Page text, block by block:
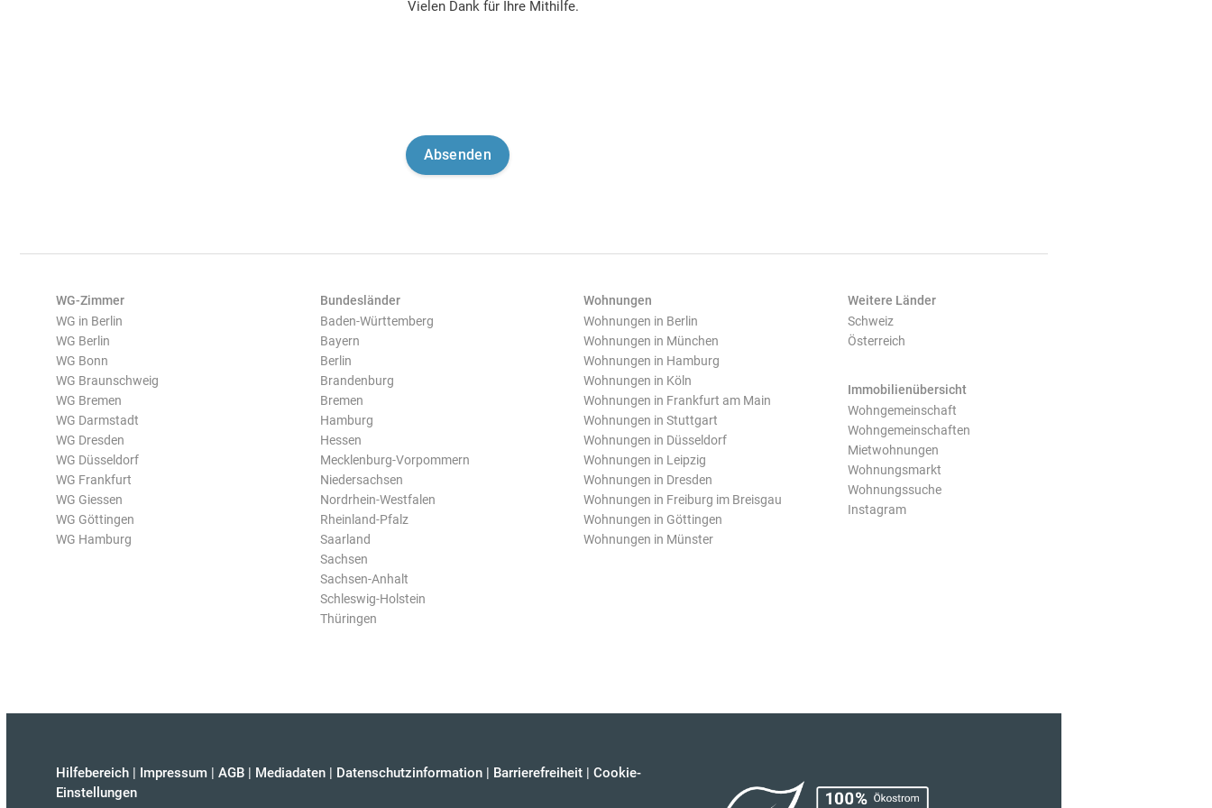
Vielen Dank für Ihre Mithilfe.
WG-Zimmer
WG in Berlin
WG Berlin
WG Bonn
WG Braunschweig
WG Bremen
WG Darmstadt
WG Dresden
WG Düsseldorf
WG Frankfurt
WG Giessen
WG Göttingen
WG Hamburg
Bundesländer
Baden-Württemberg
Bayern
Berlin
Brandenburg
Bremen
Hamburg
Hessen
Mecklenburg-Vorpommern
Niedersachsen
Nordrhein-Westfalen
Rheinland-Pfalz
Saarland
Sachsen
Sachsen-Anhalt
Schleswig-Holstein
Thüringen
Wohnungen
Wohnungen in Berlin
Wohnungen in München
Wohnungen in Hamburg
Wohnungen in Köln
Wohnungen in Frankfurt am Main
Wohnungen in Stuttgart
Wohnungen in Düsseldorf
Wohnungen in Leipzig
Wohnungen in Dresden
Wohnungen in Freiburg im Breisgau
Wohnungen in Göttingen
Wohnungen in Münster
Weitere Länder
Schweiz
Österreich
Immobilienübersicht
Wohngemeinschaft
Wohngemeinschaften
Mietwohnungen
Wohnungsmarkt
Wohnungssuche
Instagram
Hilfebereich | Impressum | AGB | Mediadaten | Datenschutzinformation | Barrierefreiheit | Cookie-
Einstellungen